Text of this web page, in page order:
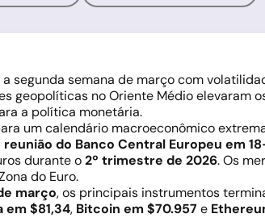
segunda semana de março com
geopolíticas no Oriente Médio elevaram
a política monetária.
um calendário macroeconômico
reunião do Banco Central Europeu em
durante o2º trimestre de 2026. Os
do Euro.
março, os principais instrumentos
em $81,34, Bitcoin em $70.957 e